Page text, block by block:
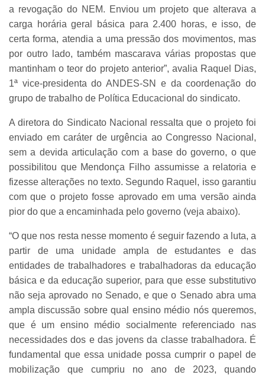
a revogação do NEM. Enviou um projeto que alterava a
carga horária geral básica para 2.400 horas, e isso, de
certa forma, atendia a uma pressão dos movimentos, mas
por outro lado, também mascarava várias propostas que
mantinham o teor do projeto anterior”, avalia Raquel Dias,
1ª vice-presidenta do ANDES-SN e da coordenação do
grupo de trabalho de Política Educacional do sindicato.
A diretora do Sindicato Nacional ressalta que o projeto foi
enviado em caráter de urgência ao Congresso Nacional,
sem a devida articulação com a base do governo, o que
possibilitou que Mendonça Filho assumisse a relatoria e
fizesse alterações no texto. Segundo Raquel, isso garantiu
com que o projeto fosse aprovado em uma versão ainda
pior do que a encaminhada pelo governo (veja abaixo).
“O que nos resta nesse momento é seguir fazendo a luta, a
partir de uma unidade ampla de estudantes e das
entidades de trabalhadores e trabalhadoras da educação
básica e da educação superior, para que esse substitutivo
não seja aprovado no Senado, e que o Senado abra uma
ampla discussão sobre qual ensino médio nós queremos,
que é um ensino médio socialmente referenciado nas
necessidades dos e das jovens da classe trabalhadora. É
fundamental que essa unidade possa cumprir o papel de
mobilização que cumpriu no ano de 2023, quando